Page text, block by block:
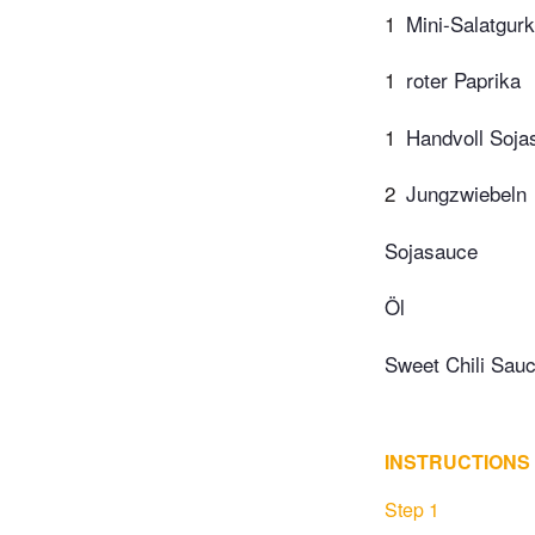
1 Mini-
1 roter Paprika
1 Handvoll
2 Jungzwiebeln
Sojasauce
Öl
Sweet Chili
INSTRUCTIONS
Step 1